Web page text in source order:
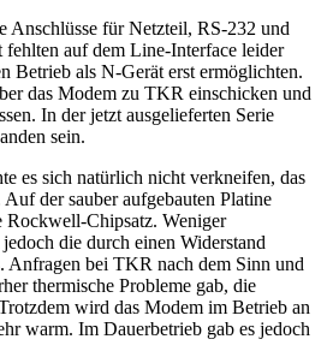
Anschlüsse für Netzteil, RS-232 und
fehlten auf dem Line-Interface leider
Betrieb als N-Gerät erst ermöglichten.
das Modem zu TKR einschicken und
In der jetzt ausgelieferten Serie
sein.
es sich natürlich nicht verkneifen, das
der sauber aufgebauten Platine
Rockwell-Chipsatz. Weniger
die durch einen Widerstand
Anfragen bei TKR nach dem Sinn und
thermische Probleme gab, die
wird das Modem im Betrieb an
warm. Im Dauerbetrieb gab es jedoch